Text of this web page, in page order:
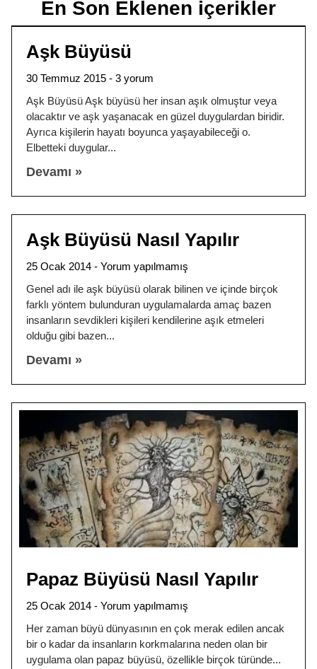
En Son Eklenen içerikler
Aşk Büyüsü
30 Temmuz 2015
3 yorum
Aşk Büyüsü Aşk büyüsü her insan aşık olmuştur veya
olacaktır ve aşk yaşanacak en güzel duygulardan biridir.
Ayrıca kişilerin hayatı boyunca yaşayabileceği o.
Elbetteki duygular
Devamı »
Aşk Büyüsü Nasıl Yapılır
25 Ocak 2014
Yorum yapılmamış
Genel adı ile aşk büyüsü olarak bilinen ve içinde birçok
farklı yöntem bulunduran uygulamalarda amaç bazen
insanların sevdikleri kişileri kendilerine aşık etmeleri
olduğu gibi bazen
Devamı »
Papaz Büyüsü Nasıl Yapılır
25 Ocak 2014
Yorum yapılmamış
Her zaman büyü dünyasının en çok merak edilen ancak
bir o kadar da insanların korkmalarına neden olan bir
uygulama olan papaz büyüsü, özellikle birçok türünde